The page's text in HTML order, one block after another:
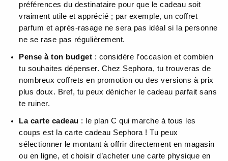
préférences du destinataire pour que le cadeau soit
vraiment utile et apprécié ; par exemple, un coffret
parfum et après-rasage ne sera pas idéal si la personne
ne se rase pas régulièrement.
Pense à ton budget : considère l’occasion et combien
tu souhaites dépenser. Chez Sephora, tu trouveras de
nombreux coffrets en promotion ou des versions à prix
plus doux. Bref, tu peux dénicher le cadeau parfait sans
te ruiner.
La carte cadeau : le plan C qui marche à tous les
coups est la carte cadeau Sephora ! Tu peux
sélectionner le montant à offrir directement en magasin
ou en ligne, et choisir d’acheter une carte physique en